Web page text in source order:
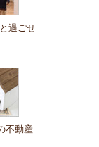
過ごせ
不動産